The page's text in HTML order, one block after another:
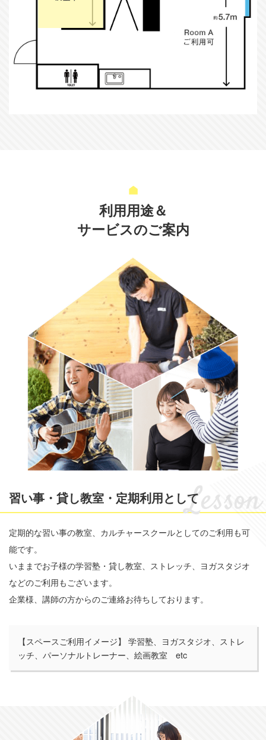
利用用途＆
サービスのご案内
習い事・貸し教室・定期利用として
定期的な習い事の教室、カルチャースクールとしてのご利用も可
能です。
いままでお子様の学習塾・貸し教室、ストレッチ、ヨガスタジオ
などのご利用もございます。
企業様、講師の方からのご連絡お待ちしております。
【スペースご利用イメージ】 学習塾、ヨガスタジオ、ストレ
ッチ、パーソナルトレーナー、絵画教室 etc